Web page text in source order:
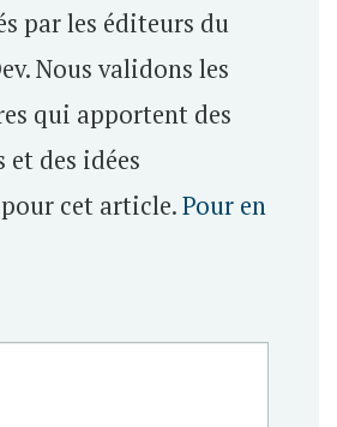
par les éditeurs du
Nous validons les
qui apportent des
et des idées
cet article.Pour en